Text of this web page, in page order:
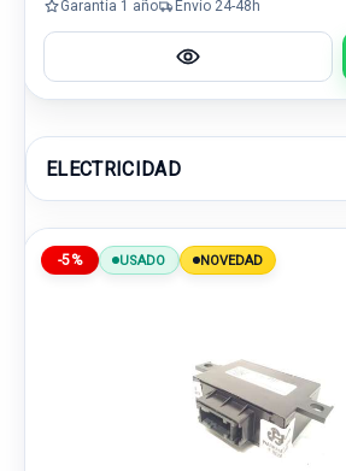
Garantía 1 año Envío 24-48h
ELECTRICIDAD
-5% USADO NOVEDAD